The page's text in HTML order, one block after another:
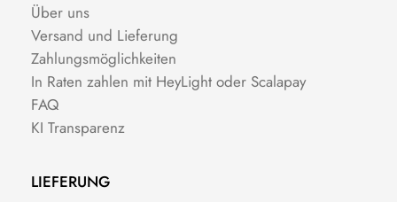
Über uns
Versand und Lieferung
Zahlungsmöglichkeiten
In Raten zahlen mit HeyLight oder Scalapay
FAQ
KI Transparenz
LIEFERUNG